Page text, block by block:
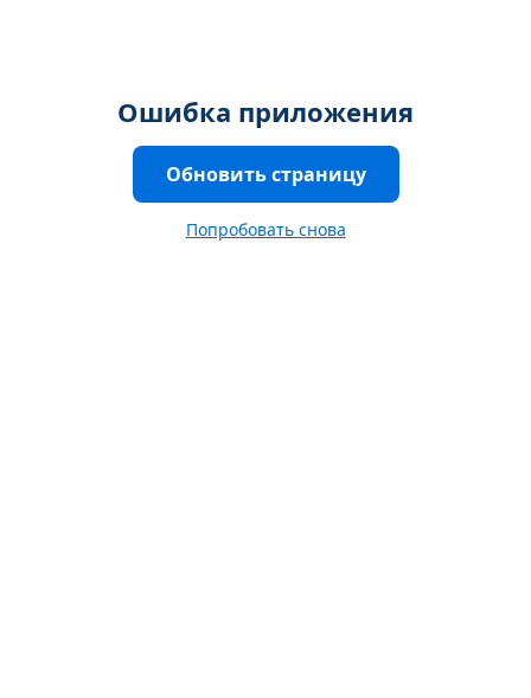
Ошибка приложения
Обновить страницу
Попробовать снова